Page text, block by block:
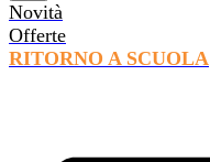
Novità
Offerte
RITORNO A SCUOLA